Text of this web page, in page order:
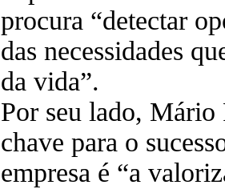
procura “detectar
das necessidades
da vida”.
Por seu lado, Mário
chave para o
empresa é “a